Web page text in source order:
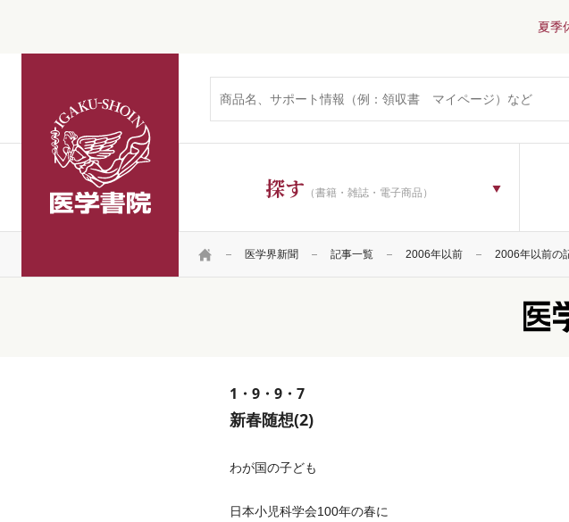
夏季
探す （書籍・雑誌・電子商品）
HOME 医学界新聞 記事一覧 2006年以前 2006年以前の
1・9・9・7
新春随想(2)
わが国の子ども
日本小児科学会100年の春に